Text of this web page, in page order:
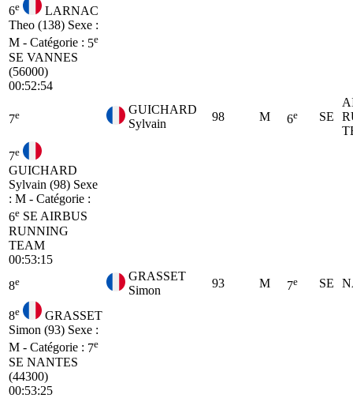
6e
LARNAC
Theo (138) Sexe :
M - Catégorie : 5e
SE VANNES
(56000)
00:52:54
7e
GUICHARD
Sylvain
98 M 6e SE
7e
GUICHARD
Sylvain (98) Sexe
: M - Catégorie :
6e SE AIRBUS
RUNNING
TEAM
00:53:15
8e
GRASSET
Simon
93 M 7e SE
8e
GRASSET
Simon (93) Sexe :
M - Catégorie : 7e
SE NANTES
(44300)
00:53:25